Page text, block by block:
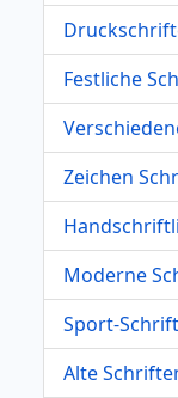
Festliche
Zeichen
Moderne
Sport-
Alte